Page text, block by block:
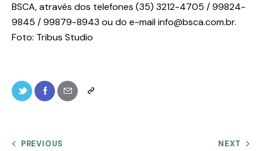
BSCA, através dos telefones (35) 3212-4705 / 99824-
9845 / 99879-8943 ou do e-mail info@bsca.com.br.
Foto: Tribus Studio
PREVIOUS NEXT